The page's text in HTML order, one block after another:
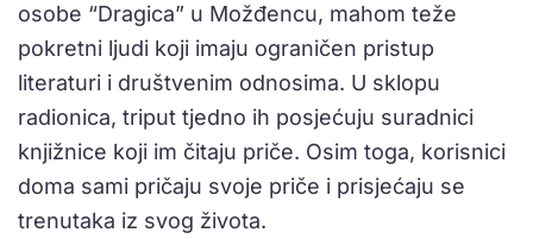
osobe “Dragica” u Možđencu, mahom teže
pokretni ljudi koji imaju ograničen pristup
literaturi i društvenim odnosima. U sklopu
radionica, triput tjedno ih posjećuju suradnici
knjižnice koji im čitaju priče. Osim toga, korisnici
doma sami pričaju svoje priče i prisjećaju se
trenutaka iz svog života.